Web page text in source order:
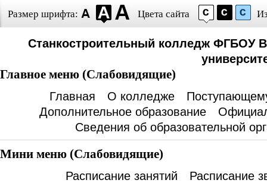
Размер шрифта: Цвета сайта
Станкостроительный колледж ФГБОУ
Главное меню (Слабовидящие)
Главная О колледже
Дополнительное образование
Сведения об образовательной
Мини меню (Слабовидящие)
Расписание занятий
Расписание